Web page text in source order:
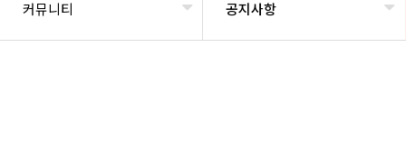
커뮤니티 공지사항